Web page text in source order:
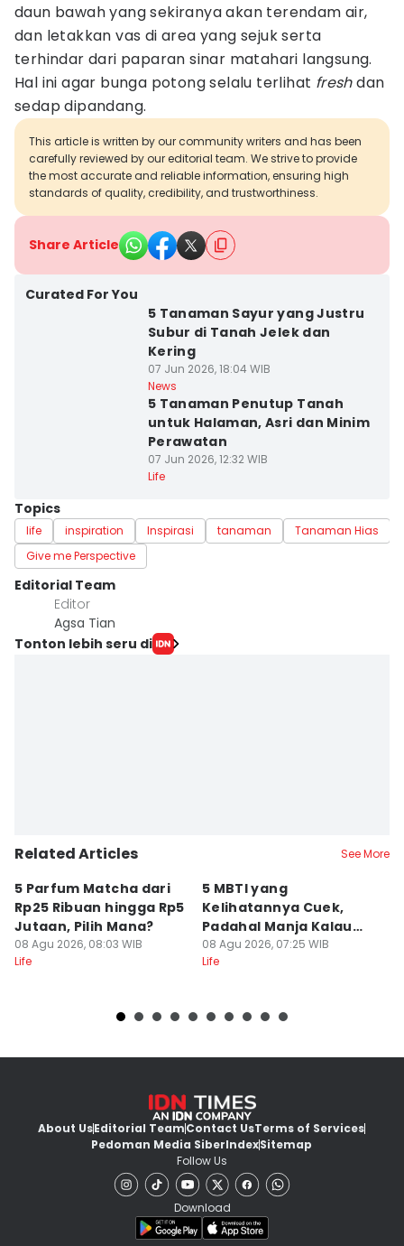
daun bawah yang sekiranya akan terendam air,
dan letakkan vas di area yang sejuk serta
terhindar dari paparan sinar matahari langsung.
Hal ini agar bunga potong selalu terlihat freshdan
sedap dipandang.
This article is written by our community writers and has been
carefully reviewed by our editorial team. We strive to provide
the most accurate and reliable information, ensuring high
standards of quality, credibility, and trustworthiness.
Share Article
Curated For You
5 Tanaman Sayur yang Justru
Subur di Tanah Jelek dan
Kering
07 Jun 2026, 18:04 WIB
News
5 Tanaman Penutup Tanah
untuk Halaman, Asri dan Minim
Perawatan
07 Jun 2026, 12:32 WIB
Life
Topics
life inspiration Inspirasi tanaman Tanaman Hias
Give me Perspective
Editorial Team
Editor
Agsa Tian
Tonton lebih seru di
Related Articles See More
5 Parfum Matcha dari
Rp25 Ribuan hingga Rp5
Jutaan, Pilih Mana?
08 Agu 2026, 08:03 WIB
Life
5 MBTI yang
Kelihatannya Cuek,
Padahal Manja Kalau
Udah Sayang
08 Agu 2026, 07:25 WIB
Life
About UsEditorial TeamContact UsTerms of Services
Pedoman Media SiberIndexSitemap
Follow Us
Download